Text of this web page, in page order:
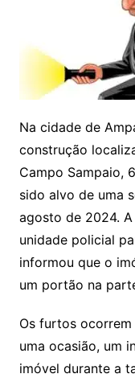
Na cidade de
construção
Campo Sampaio,
sido alvo de uma
agosto de 2024.
unidade policial
informou que o
um portão na
Os furtos
uma ocasião, um
imóvel durante a